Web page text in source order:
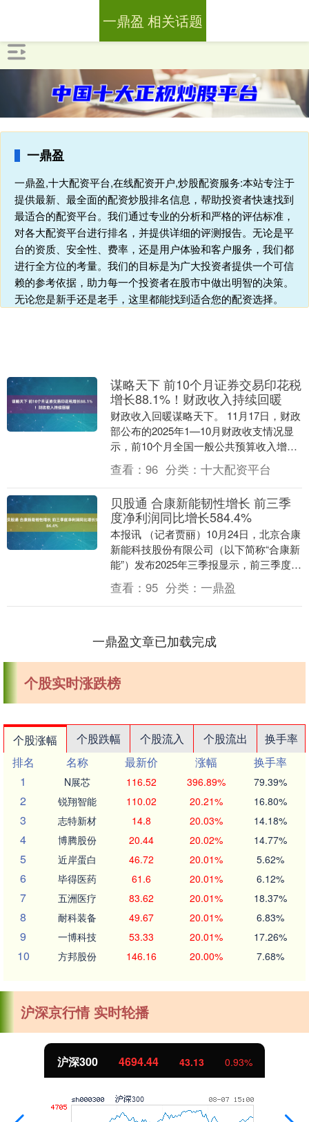
一鼎盈
一鼎盈,十大配资平台,在线配资开户,炒股配资服务:本站专注于
提供最新、最全面的配资炒股排名信息，帮助投资者快速找到
最适合的配资平台。我们通过专业的分析和严格的评估标准，
对各大配资平台进行排名，并提供详细的评测报告。无论是平
台的资质、安全性、费率，还是用户体验和客户服务，我们都
进行全方位的考量。我们的目标是为广大投资者提供一个可信
赖的参考依据，助力每一个投资者在股市中做出明智的决策。
无论您是新手还是老手，这里都能找到适合您的配资选择。
一鼎盈 相关话题
谋略天下 前10个月证券交易印花税
增长88.1%！财政收入持续回暖
财政收入回暖谋略天下。 11月17日，财政
部公布的2025年1—10月财政收支情况显
示，前10个月全国一般公共预算收入增幅
稳步回升，财政支出增幅放缓，但民生相
关....
查看： 96 分类： 十大配资平台
贝股通 合康新能韧性增长 前三季
度净利润同比增长584.4%
本报讯 （记者贾丽）10月24日，北京合康
新能科技股份有限公司（以下简称“合康新
能”）发布2025年三季报显示，前三季度，
公司实现营业总收入61.82亿元，同比....
查看： 95 分类： 一鼎盈
一鼎盈文章已加载完成
个股实时涨跌榜
个股涨幅 个股跌幅 个股流入 个股流出
换手率
排名
名称 最新价 涨幅
换手率
1
N展芯 116.52 396.89% 79.39%
2 锐翔智能 110.02 20.21% 16.80%
3 志特新材 14.8 20.03% 14.18%
4 博腾股份 20.44 20.02% 14.77%
5 近岸蛋白 46.72 20.01% 5.62%
6 毕得医药 61.6 20.01% 6.12%
7 五洲医疗 83.62 20.01% 18.37%
8 耐科装备 49.67 20.01% 6.83%
9 一博科技 53.33 20.01% 17.26%
10 方邦股份 146.16 20.00% 7.68%
沪深京行情 实时轮播
沪深300 4694.44 43.13 0.93%